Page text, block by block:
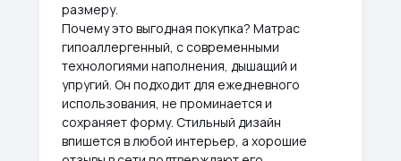
размеру.
Почему это выгодная покупка? Матрас
гипоаллергенный, с современными
технологиями наполнения, дышащий и
упругий. Он подходит для ежедневного
использования, не проминается и
сохраняет форму. Стильный дизайн
впишется в любой интерьер, а хорошие